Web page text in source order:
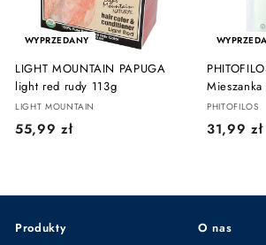
WYPRZEDANY
LIGHT MOUNTAIN PAPUGA
light red rudy 113g
LIGHT MOUNTAIN
55,99 zł5
9
PHITOFILOS
31,99 zł3
Produkty O nas